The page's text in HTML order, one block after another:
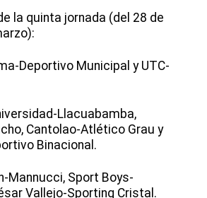
la quinta jornada (del 28 de
Deportivo Municipal y UTC-
Llacuabamba,
Cantolao-Atlético Grau y
Binacional.
Mannucci, Sport Boys-
Vallejo-Sporting Cristal.